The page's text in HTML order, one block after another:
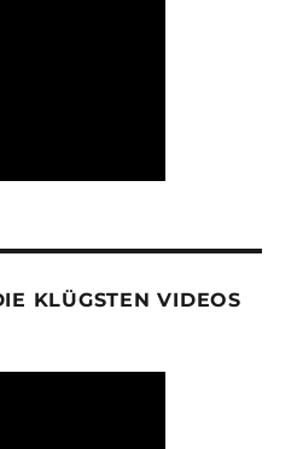
KLÜGSTEN VIDEOS